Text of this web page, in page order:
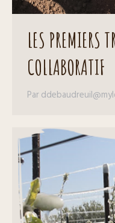
LES PREMIERS
COLLABORATIF
Par